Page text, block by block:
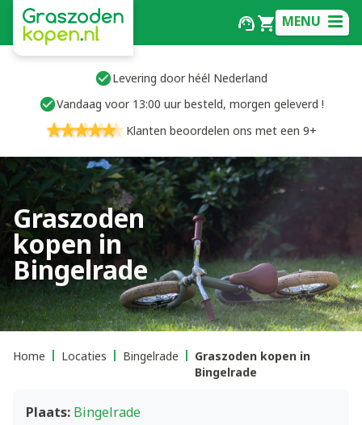
MENU
Levering door héél Nederland
Vandaag voor 13:00 uur besteld, morgen geleverd !
Klanten beoordelen ons met een 9+
Graszoden
kopen in
Bingelrade
Home Locaties Bingelrade
Graszoden kopen in
Bingelrade
Plaats: Bingelrade